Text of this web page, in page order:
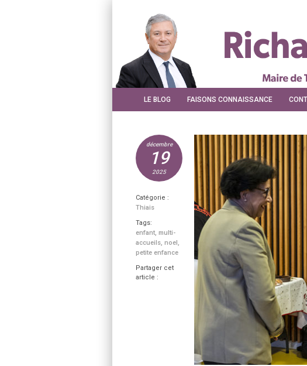
LE BLOG FAISONS CONNAISSANCE
décembre
19
2025
Catégorie :
Thiais
Tags:
enfant, multi-
accueils, noel,
petite enfance
Partager cet
article :